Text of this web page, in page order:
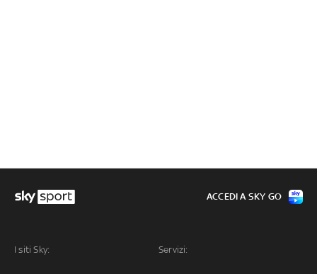
I siti Sky: Servizi:
ACCEDI A SKY GO